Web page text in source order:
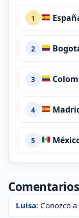
1
2
3
4
5
Luisa: Conozco